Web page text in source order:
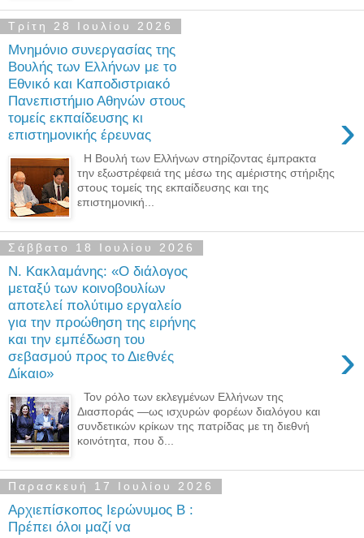
Τρίτη 28 Ιουλίου 2026
Μνημόνιο συνεργασίας της
Βουλής των Ελλήνων με το
Εθνικό και Καποδιστριακό
Πανεπιστήμιο Αθηνών στους
τομείς εκπαίδευσης κι
επιστημονικής έρευνας
›
Η Βουλή των Ελλήνων στηρίζοντας έμπρακτα
την εξωστρέφειά της μέσω της αμέριστης στήριξης
στους τομείς της εκπαίδευσης και της
επιστημονική...
Σάββατο 18 Ιουλίου 2026
Ν. Κακλαμάνης: «Ο διάλογος
μεταξύ των κοινοβουλίων
αποτελεί πολύτιμο εργαλείο
για την προώθηση της ειρήνης
και την εμπέδωση του
σεβασμού προς το Διεθνές
Δίκαιο»
›
Τον ρόλο των εκλεγμένων Ελλήνων της
Διασποράς —ως ισχυρών φορέων διαλόγου και
συνδετικών κρίκων της πατρίδας με τη διεθνή
κοινότητα, που δ...
Παρασκευή 17 Ιουλίου 2026
Αρχιεπίσκοπος Ιερώνυμος Β :
Πρέπει όλοι μαζί να